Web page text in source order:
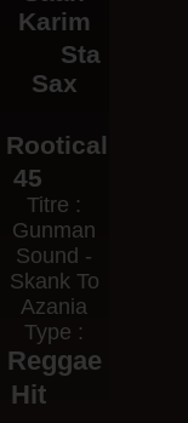
Karim
Sta
Sax
Rootical
45
Titre :
Gunman
Sound -
Skank To
Azania
Type :
Reggae
Hit